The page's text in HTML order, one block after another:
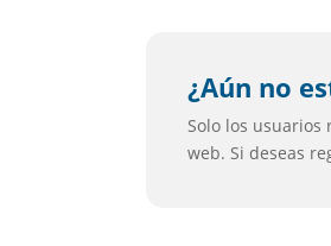
¿Aún no
Solo los
web. Si deseas